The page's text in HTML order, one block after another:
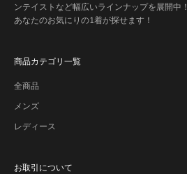
ンテイストなど幅広いラインナップを展開中！
あなたのお気にりの1着が探せます！
商品カテゴリ一覧
全商品
メンズ
レディース
お取引について